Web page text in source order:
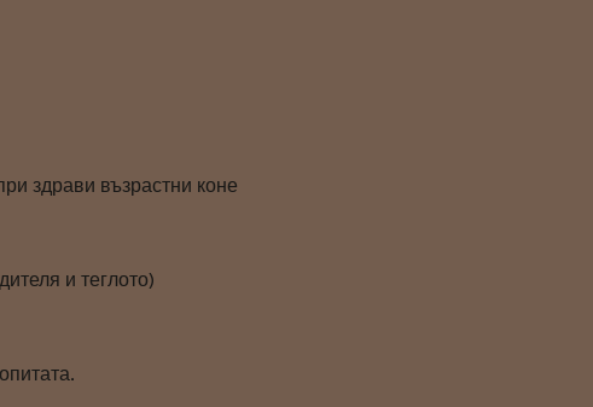
здрави възрастни коне
и теглото)